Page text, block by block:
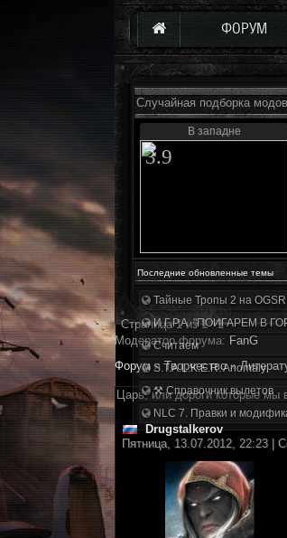
ФОРУМ
Случайная подборка модов
В западне
3.9
Последние обновленные темы
Тайные Тропы 2 на
И.Г.Р.А. "ПОИГАРЕМ В
Считаем
S.T.A.L.K.E.R. Anomaly
⚒ Справочник вылетов
NLC 7. Правки и
Страница1из1
1
Модератор форума: FanG
Форум » Творчество »
Царь, или дороги которые мы
Drugstalkerov
Пятница, 13.07.2012, 22:23 |